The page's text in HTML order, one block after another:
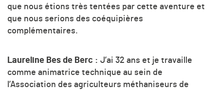
que nous étions très tentées par cette aventure et
que nous serions des coéquipières
complémentaires.
Laureline Bes de Berc : J’ai 32 ans et je travaille
comme animatrice technique au sein de
l’Association des agriculteurs méthaniseurs de